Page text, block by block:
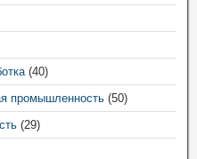
(40)
промышленность (50)
(29)